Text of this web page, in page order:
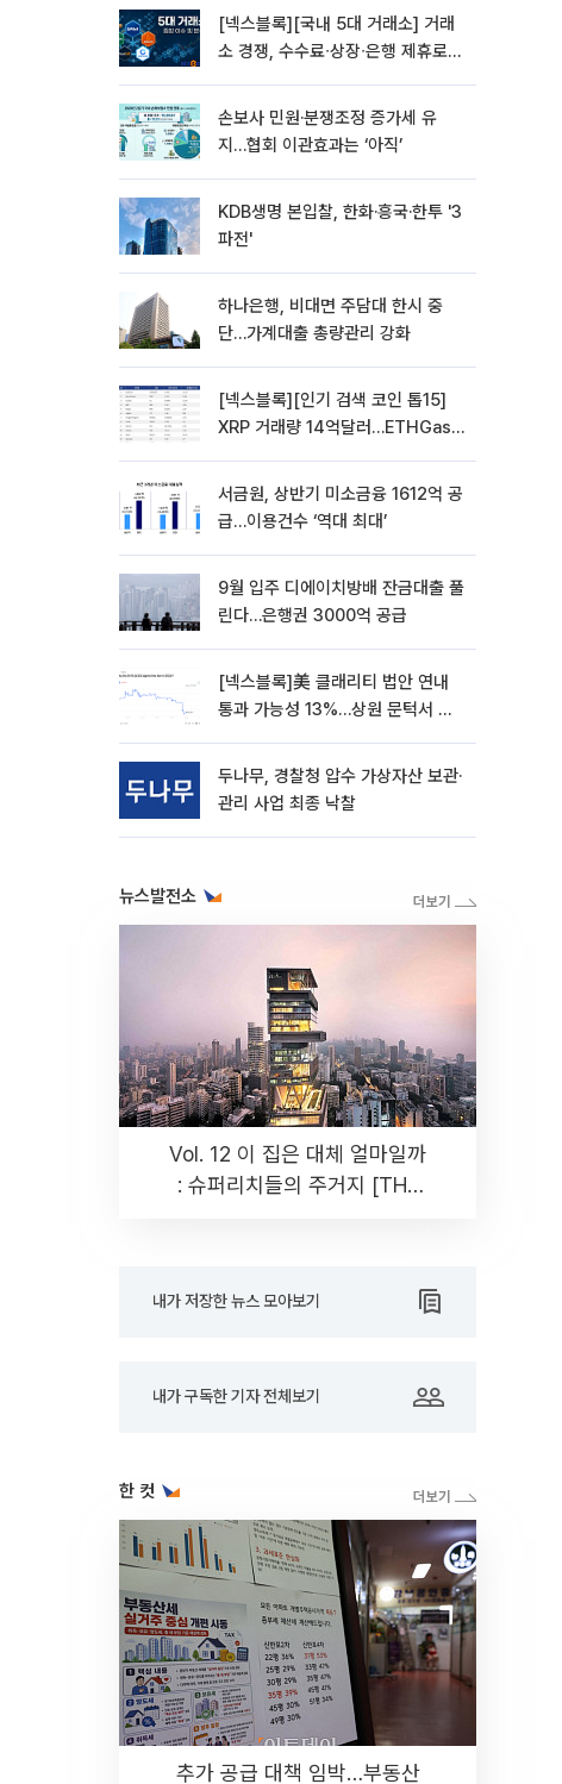
[넥스블록][국내 5대 거래소] 거래
소 경쟁, 수수료∙상장∙은행 제휴로
손보사 민원·분쟁조정 증가세 유
지…협회 이관효과는 ‘아직’
KDB생명 본입찰, 한화·흥국·한투 '3
파전'
하나은행, 비대면 주담대 한시 중
단…가계대출 총량관리 강화
[넥스블록][인기 검색 코인 톱15]
XRP 거래량 14억달러…ETHGas
서금원, 상반기 미소금융 1612억 공
급…이용건수 ‘역대 최대’
9월 입주 디에이치방배 잔금대출 풀
린다…은행권 3000억 공급
[넥스블록]美 클래리티 법안 연내
통과 가능성 13%…상원 문턱서 제
두나무, 경찰청 압수 가상자산 보관·
관리 사업 최종 낙찰
뉴스발전소
Vol. 12 이 집은 대체 얼마일까
: 슈퍼리치들의 주거지 [THE
내가 저장한 뉴스 모아보기
내가 구독한 기자 전체보기
한 컷
추가 공급 대책 임박…부동산